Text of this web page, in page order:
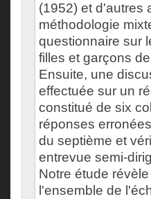
(1952) et d'autres
méthodologie
questionnaire sur
filles et garçons
Ensuite, une
effectuée sur un
constitué de six
réponses
du septième et
entrevue semi-
Notre étude
l'ensemble de